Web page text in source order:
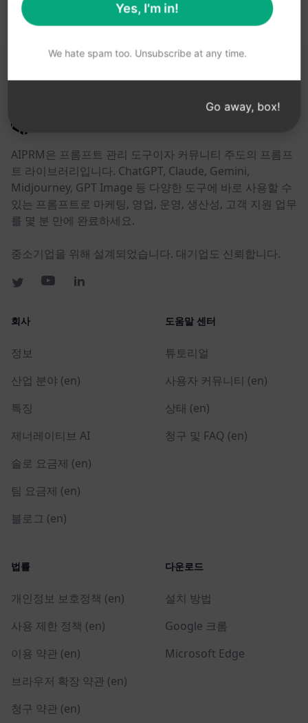
AIPRM은 프롬프트 관리 도구이자 커뮤니티 주도의 프롬프
트 라이브러리입니다. ChatGPT, Claude, Gemini,
Midjourney, GPT Image 등 다양한 도구에 바로 사용할 수
있는 프롬프트로 마케팅, 영업, 운영, 생산성, 고객 지원 업무
를 몇 분 만에 완료하세요.
중소기업을 위해 설계되었습니다. 대기업도 신뢰합니다.
회사
정보
산업 분야 (en)
특징
제너레이티브 AI
솔로 요금제 (en)
팀 요금제 (en)
블로그 (en)
도움말 센터
튜토리얼
사용자 커뮤니티 (en)
상태 (en)
청구 및 FAQ (en)
법률
개인정보 보호정책 (en)
사용 제한 정책 (en)
이용 약관 (en)
브라우저 확장 약관 (en)
청구 약관 (en)
다운로드
설치 방법
Google 크롬
Microsoft Edge
Yes, I'm in!
We hate spam too. Unsubscribe at any time.
Go away, box!